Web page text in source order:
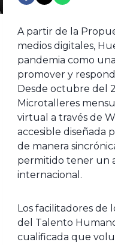
A partir de la
medios digitales,
pandemia como
promover y
Desde octubre del
Microtalleres
virtual a través de
accesible diseñada
de manera
permitido tener un
internacional.
Los facilitadores de
del Talento
cualificada que